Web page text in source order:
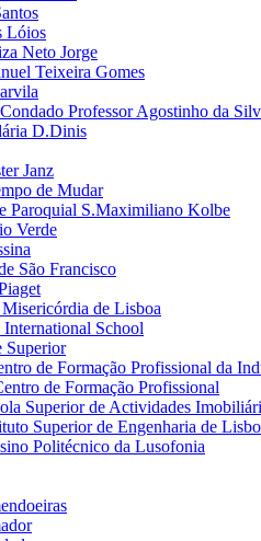
Lóios
Neto Jorge
Teixeira Gomes
Professor Agostinho da
D.Dinis
Janz
de Mudar
Paroquial S.Maximiliano Kolbe
Verde
São Francisco
Misericórdia de Lisboa
School
Superior
de Formação Profissional da
de Formação Profissional
Superior de Actividades
Superior de Engenharia de
Politécnico da Lusofonia